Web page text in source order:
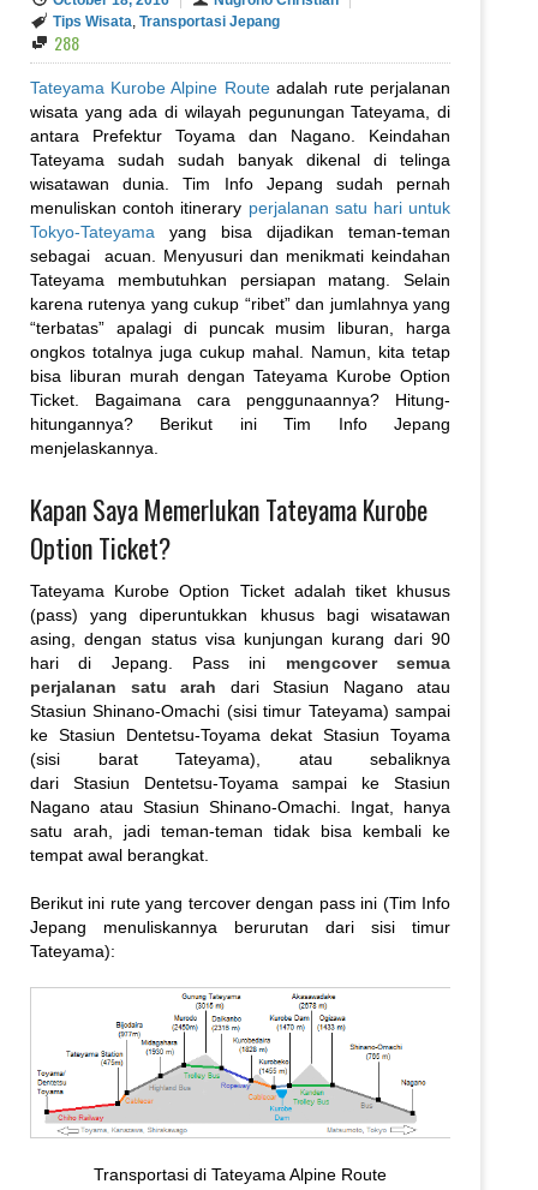
Tips Wisata, Transportasi Jepang
288
Tateyama Kurobe Alpine Routeadalah rute perjalanan
wisata yang ada di wilayah pegunungan Tateyama, di
antara Prefektur Toyama dan Nagano. Keindahan
Tateyama sudah sudah banyak dikenal di telinga
wisatawan dunia. Tim Info Jepang sudah pernah
menuliskan contoh itinerary perjalanan satu hari untuk
Tokyo-Tateyama yang bisa dijadikan teman-teman
sebagai acuan. Menyusuri dan menikmati keindahan
Tateyama membutuhkan persiapan matang. Selain
karena rutenya yang cukup “ribet” dan jumlahnya yang
“terbatas” apalagi di puncak musim liburan, harga
ongkos totalnya juga cukup mahal. Namun, kita tetap
bisa liburan murah dengan Tateyama Kurobe Option
Ticket. Bagaimana cara penggunaannya? Hitung-
hitungannya? Berikut ini Tim Info Jepang
menjelaskannya.
Kapan Saya Memerlukan Tateyama Kurobe
Option Ticket?
Tateyama Kurobe Option Ticket adalah tiket khusus
(pass) yang diperuntukkan khusus bagi wisatawan
asing, dengan status visa kunjungan kurang dari 90
hari di Jepang. Pass ini mengcover semua
perjalanan satu arah dari Stasiun Nagano atau
Stasiun Shinano-Omachi (sisi timur Tateyama) sampai
ke Stasiun Dentetsu-Toyama dekat Stasiun Toyama
(sisi barat Tateyama), atau sebaliknya
dari Stasiun Dentetsu-Toyama sampai ke Stasiun
Nagano atau Stasiun Shinano-Omachi. Ingat, hanya
satu arah, jadi teman-teman tidak bisa kembali ke
tempat awal berangkat.
Berikut ini rute yang tercover dengan pass ini (Tim Info
Jepang menuliskannya berurutan dari sisi timur
Tateyama):
Transportasi di Tateyama Alpine Route